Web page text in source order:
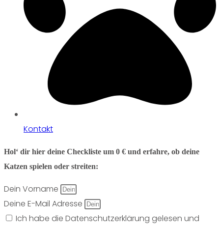
Kontakt
Hol‘ dir hier deine Checkliste um 0 € und erfahre, ob deine
Katzen spielen oder streiten:
Dein Vorname
Deine E-Mail Adresse
Ich habe die Datenschutzerklärung gelesen und